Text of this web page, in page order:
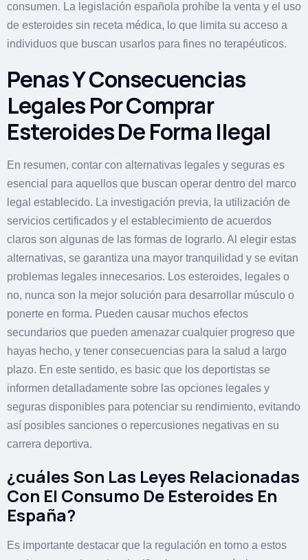
consumen. La legislación española prohíbe la venta y el uso
de esteroides sin receta médica, lo que limita su acceso a
individuos que buscan usarlos para fines no terapéuticos.
Penas Y Consecuencias
Legales Por Comprar
Esteroides De Forma Ilegal
En resumen, contar con alternativas legales y seguras es
esencial para aquellos que buscan operar dentro del marco
legal establecido. La investigación previa, la utilización de
servicios certificados y el establecimiento de acuerdos
claros son algunas de las formas de lograrlo. Al elegir estas
alternativas, se garantiza una mayor tranquilidad y se evitan
problemas legales innecesarios. Los esteroides, legales o
no, nunca son la mejor solución para desarrollar músculo o
ponerte en forma. Pueden causar muchos efectos
secundarios que pueden amenazar cualquier progreso que
hayas hecho, y tener consecuencias para la salud a largo
plazo. En este sentido, es basic que los deportistas se
informen detalladamente sobre las opciones legales y
seguras disponibles para potenciar su rendimiento, evitando
así posibles sanciones o repercusiones negativas en su
carrera deportiva.
¿cuáles Son Las Leyes Relacionadas
Con El Consumo De Esteroides En
España?
Es importante destacar que la regulación en torno a estos